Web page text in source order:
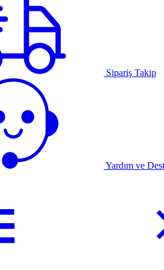
Sipariş Takip
Yardım ve